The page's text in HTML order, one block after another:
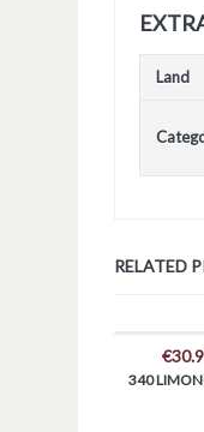
Land
RELATED
€
340